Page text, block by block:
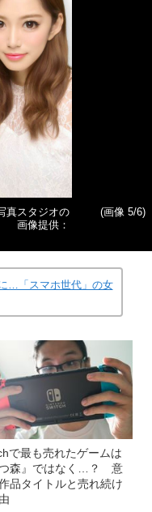
真スタジオの
画像提供：
(画像 5/6)
…「スマホ世代」の女
で最も売れたゲームは
つ森』ではなく…？ 意
品タイトルと売れ続け